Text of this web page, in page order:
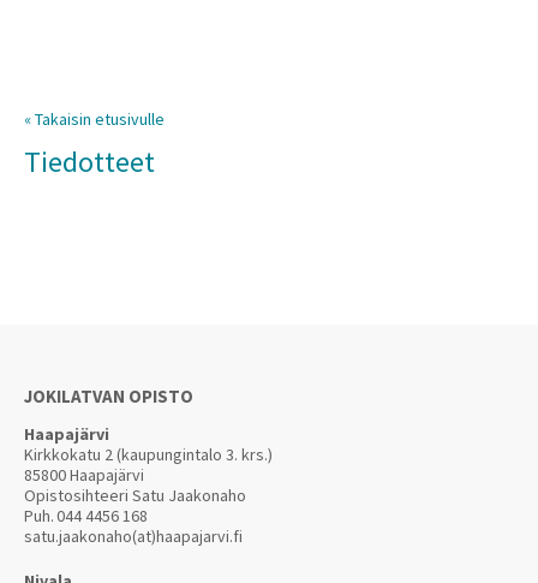
« Takaisin etusivulle
Tiedotteet
JOKILATVAN OPISTO
Haapajärvi
Kirkkokatu 2 (kaupungintalo 3. krs.)
85800 Haapajärvi
Opistosihteeri Satu Jaakonaho
Puh.044 4456 168
satu.jaakonaho(at)haapajarvi.fi